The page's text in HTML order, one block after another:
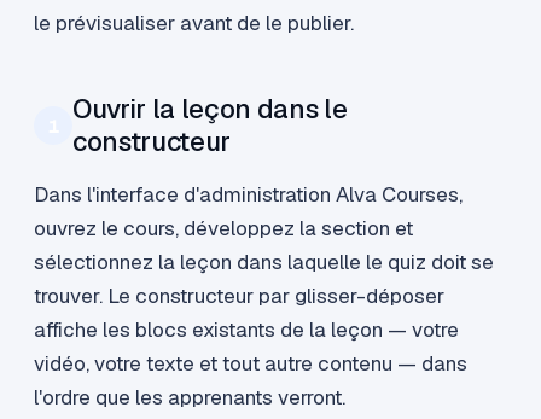
le prévisualiser avant de le publier.
Ouvrir la leçon dans le
constructeur
Dans l'interface d'administration Alva Courses,
ouvrez le cours, développez la section et
sélectionnez la leçon dans laquelle le quiz doit se
trouver. Le constructeur par glisser-déposer
affiche les blocs existants de la leçon — votre
vidéo, votre texte et tout autre contenu — dans
l'ordre que les apprenants verront.